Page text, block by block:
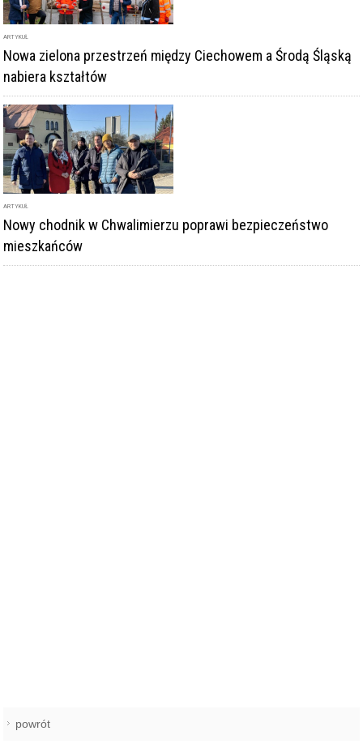
ARTYKUŁ
Nowa zielona przestrzeń między Ciechowem a Środą Śląską
nabiera kształtów
ARTYKUŁ
Nowy chodnik w Chwalimierzu poprawi bezpieczeństwo
mieszkańców
powrót